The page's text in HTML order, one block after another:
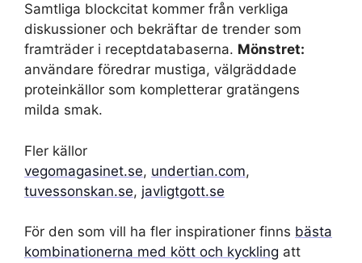
Samtliga blockcitat kommer från verkliga
diskussioner och bekräftar de trender som
framträder i receptdatabaserna. Mönstret:
användare föredrar mustiga, välgräddade
proteinkällor som kompletterar gratängens
milda smak.
Fler källor
vegomagasinet.se, undertian.com,
tuvessonskan.se, javligtgott.se
För den som vill ha fler inspirationer finns bästa
kombinationerna med kött och kyckling att